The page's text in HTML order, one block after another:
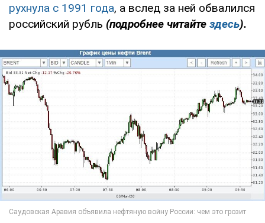
рухнула с 1991 года, а вслед за ней обвалился
российский рубль (подробнее читайте здесь).